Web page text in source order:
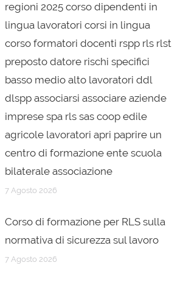
regioni 2025 corso dipendenti in
lingua lavoratori corsi in lingua
corso formatori docenti rspp rls rlst
preposto datore rischi specifici
basso medio alto lavoratori ddl
dlspp associarsi associare aziende
imprese spa rls sas coop edile
agricole lavoratori apri paprire un
centro di formazione ente scuola
bilaterale associazione
7 Agosto 2026
Corso di formazione per RLS sulla
normativa di sicurezza sul lavoro
7 Agosto 2026